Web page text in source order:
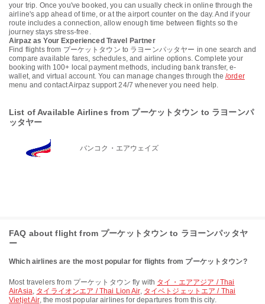
your trip. Once you've booked, you can usually check in online through the
airline's app ahead of time, or at the airport counter on the day. And if your
route includes a connection, allow enough time between flights so the
journey stays stress-free.
Airpaz as Your Experienced Travel Partner
Find flights from プーケットタウン to ラヨーンパッタヤー in one search and
compare available fares, schedules, and airline options. Complete your
booking with 100+ local payment methods, including bank transfer, e-
wallet, and virtual account. You can manage changes through the /order
menu and contact Airpaz support 24/7 whenever you need help.
List of Available Airlines from プーケットタウン to ラヨーンパ
ッタヤー
バンコク・エアウェイズ
FAQ about flight from プーケットタウン to ラヨーンパッタヤ
ー
Which airlines are the most popular for flights from プーケットタウン?
Most travelers from プーケットタウン fly with タイ・エアアジア / Thai
AirAsia, タイライオンエア / Thai Lion Air, タイベトジェットエア / Thai
Vietjet Air, the most popular airlines for departures from this city.